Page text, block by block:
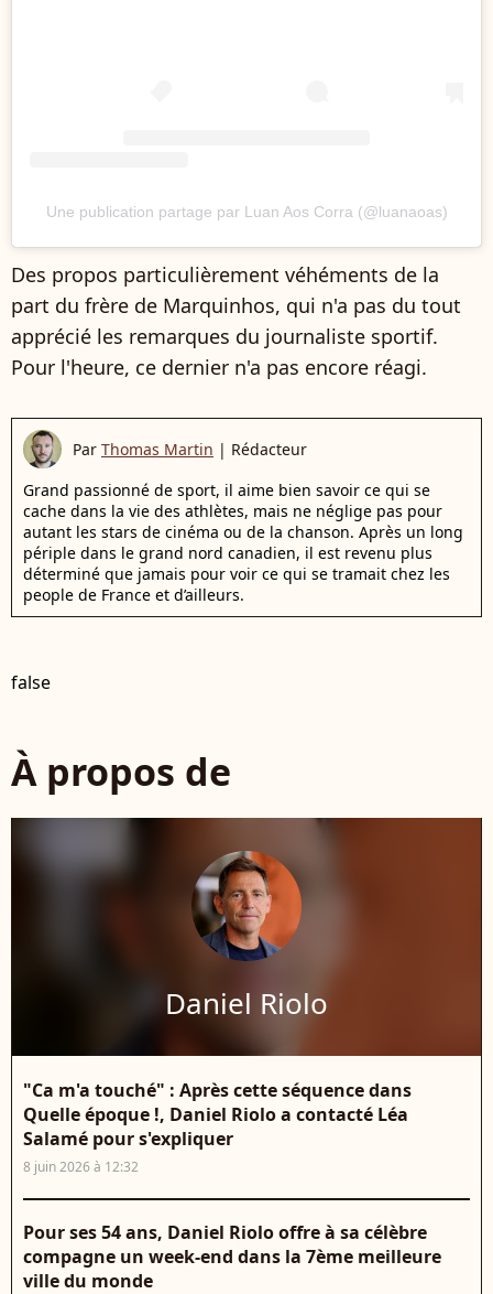
Une publication partage par Luan Aos Corra (@luanaoas)
Des propos particulièrement véhéments de la
part du frère de Marquinhos, qui n'a pas du tout
apprécié les remarques du journaliste sportif.
Pour l'heure, ce dernier n'a pas encore réagi.
Par Thomas Martin | Rédacteur
Grand passionné de sport, il aime bien savoir ce qui se
cache dans la vie des athlètes, mais ne néglige pas pour
autant les stars de cinéma ou de la chanson. Après un long
périple dans le grand nord canadien, il est revenu plus
déterminé que jamais pour voir ce qui se tramait chez les
people de France et d’ailleurs.
false
À propos de
Daniel Riolo
"Ca m'a touché" : Après cette séquence dans
Quelle époque !, Daniel Riolo a contacté Léa
Salamé pour s'expliquer
8 juin 2026 à 12:32
Pour ses 54 ans, Daniel Riolo offre à sa célèbre
compagne un week-end dans la 7ème meilleure
ville du monde